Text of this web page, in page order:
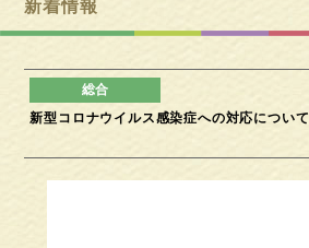
新着情報
新型コロナウイルス感染症への対応について